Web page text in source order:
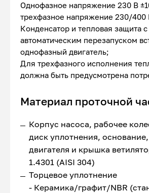
Однофазное напряжение 230 В
трехфазное напряжение 230/400
Конденсатор и тепловая защита с
автоматическим перезапуском
однофазный двигатель;
Для трехфазного исполнения
должна быть предусмотрена
Материал проточной
Корпус насоса, рабочее
диск уплотнения,
двигателя и крышка
1.4301 (AISI 304)
Торцевое уплотнение
- Керамика/графит/NBR